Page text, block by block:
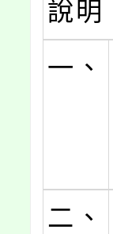
說明
一、
二、